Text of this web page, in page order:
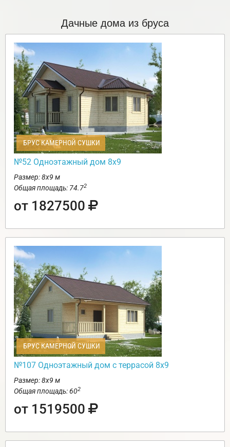
Дачные дома из бруса
БРУС КАМЕРНОЙ СУШКИ
№52 Одноэтажный дом 8х9
Размер: 8х9 м
Общая площадь: 74.72
от 1827500
БРУС КАМЕРНОЙ СУШКИ
№107 Одноэтажный дом с террасой 8х9
Размер: 8х9 м
Общая площадь: 602
от 1519500